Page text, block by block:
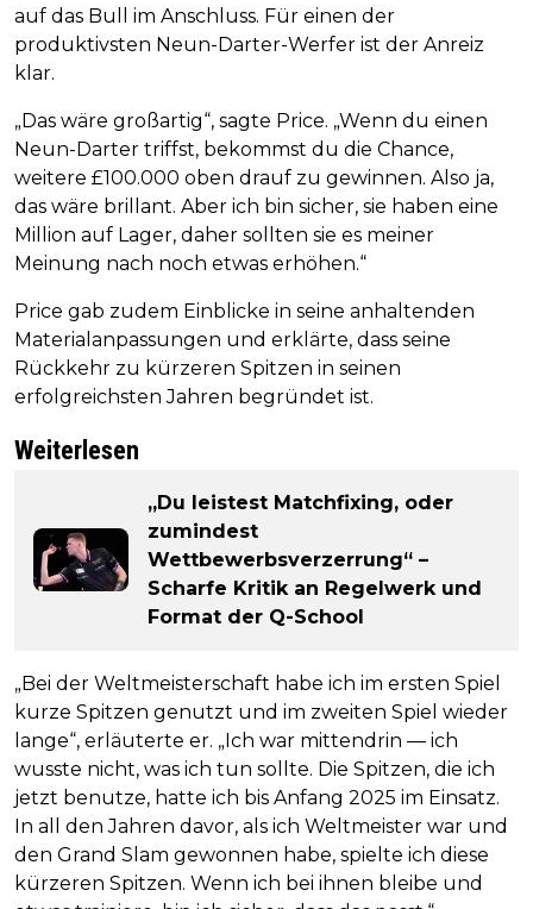
auf das Bull im Anschluss. Für einen der
produktivsten Neun-Darter-Werfer ist der Anreiz
klar.
„Das wäre großartig“, sagte Price. „Wenn du einen
Neun-Darter triffst, bekommst du die Chance,
weitere £100.000 oben drauf zu gewinnen. Also ja,
das wäre brillant. Aber ich bin sicher, sie haben eine
Million auf Lager, daher sollten sie es meiner
Meinung nach noch etwas erhöhen.“
Price gab zudem Einblicke in seine anhaltenden
Materialanpassungen und erklärte, dass seine
Rückkehr zu kürzeren Spitzen in seinen
erfolgreichsten Jahren begründet ist.
Weiterlesen
„Du leistest Matchfixing, oder
zumindest
Wettbewerbsverzerrung“ –
Scharfe Kritik an Regelwerk und
Format der Q-School
„Bei der Weltmeisterschaft habe ich im ersten Spiel
kurze Spitzen genutzt und im zweiten Spiel wieder
lange“, erläuterte er. „Ich war mittendrin — ich
wusste nicht, was ich tun sollte. Die Spitzen, die ich
jetzt benutze, hatte ich bis Anfang 2025 im Einsatz.
In all den Jahren davor, als ich Weltmeister war und
den Grand Slam gewonnen habe, spielte ich diese
kürzeren Spitzen. Wenn ich bei ihnen bleibe und